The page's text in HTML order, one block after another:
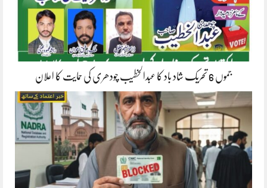
جموں 6 تحریک شاد باد کا عبدالخطیب چودھری کی حمایت کا اعلان